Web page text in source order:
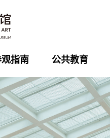
指南 公共教育